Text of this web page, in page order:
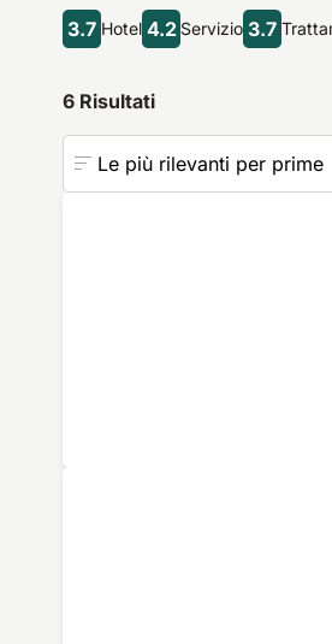
3.7 Hotel 4.2 Servizio 3.7
6 Risultati
Le più rilevanti per prime